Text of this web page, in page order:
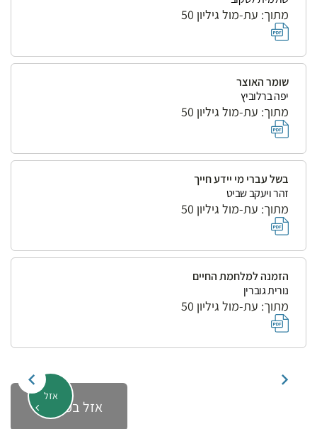
מתוך: עת-מול גיליון 50
שומר האוצר
יפה ברלוביץ
מתוך: עת-מול גיליון 50
בשל עברי מי יידע חייך
זהר ויעקב שביט
מתוך: עת-מול גיליון 50
הזמנה למלחמת החיים
נורית גוברין
מתוך: עת-מול גיליון 50
אזל
אזל במלאי